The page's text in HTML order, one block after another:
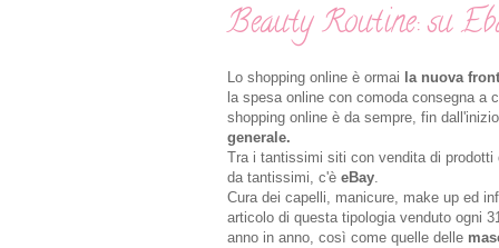
Beauty Routine: su
Lo shopping online è ormai la nuova
la spesa online con comoda consegna a
shopping online è da sempre, fin
generale.
Tra i tantissimi siti con vendita di
da tantissimi, c'è eBay.
Cura dei capelli, manicure, make up ed
articolo di questa tipologia venduto ogni
anno in anno, così come quelle delle